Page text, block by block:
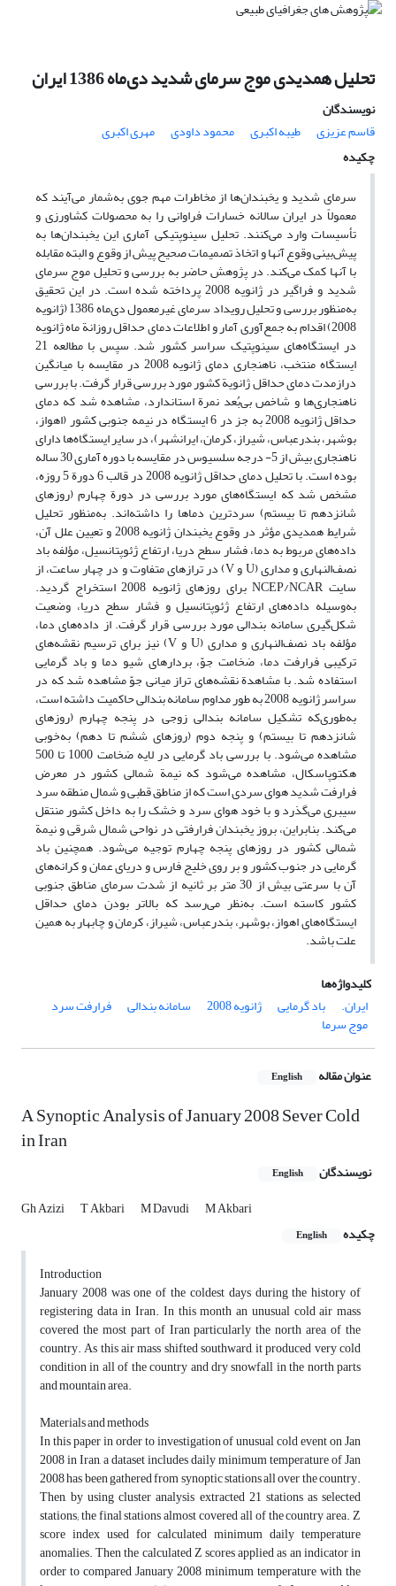
تحلیل همدیدی موج سرمای شدید دی‌ماه 1386 ایران
نویسندگان
قاسم عزیزی
طیبه اکبری محمود داودی
مهری اکبری
چکیده
سرمای شدید و یخبندان‌ها از مخاطرات مهم جوی به‌شمار می‌آیند که
معمولاً در ایران سالانه خسارات فراوانی را به محصولات کشاورزی و
تأسیسات وارد می‌کنند. تحلیل سینوپتیکی آماری این یخبندان‌ها به
پیش‌بینی وقوع آنها و اتخاذ تصمیمات صحیح پیش از وقوع و البته مقابله
با آنها کمک می‌کند. در پژوهش حاضر به بررسی و تحلیل موج سرمای
شدید و فراگیر در ژانویه 2008 پرداخته شده است. در این تحقیق
به‌منظور بررسی و تحلیل رویداد سرمای غیرمعمول دی‌ماه 1386 (ژانویه
2008) اقدام به جمع‌آوری آمار و اطلاعات دمای حداقل روزانة ماه ژانویه
در ایستگاه‌های سینوپتیک سراسر کشور شد. سپس با مطالعه 21
ایستگاه منتخب، ناهنجاری دمای ژانویه 2008 در مقایسه با میانگین
درازمدت دمای حداقل ژانویة کشور مورد بررسی قرار گرفت. با بررسی
ناهنجاری‌ها و شاخص‌ بی‌بُعد نمرة استاندارد، مشاهده شد که دمای
حداقل ژانویه 2008 به جز در 6 ایستگاه در نیمه جنوبی کشور (اهواز،
بوشهر، بندرعباس، شیراز، کرمان، ایرانشهر)، در سایر ایستگاه‌ها دارای
ناهنجاری بیش از 5- درجه سلسیوس در مقایسه با دوره آماری 30 ساله
بوده است. با تحلیل دمای حداقل ژانویه 2008 در قالب 6 دورة 5 روزه،
مشخص شد که ایستگاه‌های مورد بررسی در دورة چهارم (روزهای
شانزدهم تا بیستم) سردترین دماها را داشته‌اند. به‌منظور تحلیل
شرایط همدیدی مؤثر در وقوع یخبندان ژانویه 2008 و تعیین علل آن،
داده‌های مربوط به دما، فشار سطح دریا، ارتفاع ژئوپتانسیل، مؤلفه باد
نصف‌النهاری و مداری (U و V) در ترازهای متفاوت و در چهار ساعت، از
سایت NCEP/NCAR برای روزهای ژانویه 2008 استخراج گردید.
به‌وسیله داده‌های ارتفاع ژئوپتانسیل و فشار سطح دریا، وضعیت
شکل‌گیری سامانه بندالی مورد بررسی قرار گرفت. از داده‌های دما،
مؤلفه باد نصف‌النهاری و مداری (U و V) نیز برای ترسیم نقشه‌های
ترکیبی فرارفت دما، ضخامت جوّ، بردارهای شیو دما و باد گرمایی
استفاده شد. با مشاهدة نقشه‌های تراز میانی جوّ مشاهده شد که در
سراسر ژانویه 2008 به طور مداوم سامانه بندالی حاکمیت داشته است،
به‌طوری‌که تشکیل سامانه بندالی زوجی در پنجه چهارم (روزهای
شانزدهم تا بیستم) و پنجه دوم (روزهای ششم تا دهم) به‌خوبی
مشاهده می‌شود. با بررسی باد گرمایی در لایه ضخامت 1000 تا 500
هکتوپاسکال، مشاهده می‌شود که نیمة شمالی کشور در معرض
فرارفت شدید هوای سردی است که از مناطق قطبی و شمال منطقه سرد
سیبری می‌گذرد و با خود هوای سرد و خشک را به داخل کشور منتقل
می‌کند. بنابراین، بروز یخبندان فرارفتی در نواحی شمال شرقی و نیمة
شمالی کشور در روزهای پنجه چهارم توجیه می‌شود. همچنین باد
گرمایی در جنوب کشور و بر روی خلیج فارس و دریای عمان و کرانه‌های
آن با سرعتی بیش از 30 متر بر ثانیه از شدت سرمای مناطق جنوبی
کشور کاسته است. به‌نظر می‌رسد که بالاتر بودن دمای حداقل
ایستگاه‌های اهواز، بوشهر، بندرعباس، شیراز، کرمان‌ و چابهار به همین
علت باشد.
کلیدواژه‌ها
ایران.
باد گرمایی ژانویه 2008 سامانه بندالی فرارفت سرد
موج سرما
عنوان مقاله English
A Synoptic Analysis of January 2008 Sever Cold
in Iran
نویسندگان English
Gh Azizi T Akbari M Davudi
M Akbari
چکیده
English
Introduction
January 2008 was one of the coldest days during the history of
registering data in Iran. In this month an unusual cold air mass
covered the most part of Iran particularly the north area of the
country. As this air mass shifted southward, it produced very cold
condition in all of the country and dry snowfall in the north parts
and mountain area.
Materials and methods
In this paper in order to investigation of unusual cold event on Jan
2008 in Iran, a dataset includes daily minimum temperature of Jan
2008 has been gathered from synoptic stations all over the country.
Then, by using cluster analysis extracted 21 stations as selected
stations; the final stations almost covered all of the country area. Z
score index used for calculated minimum daily temperature
anomalies. Then the calculated Z scores applied as an indicator in
order to compared January 2008 minimum temperature with the